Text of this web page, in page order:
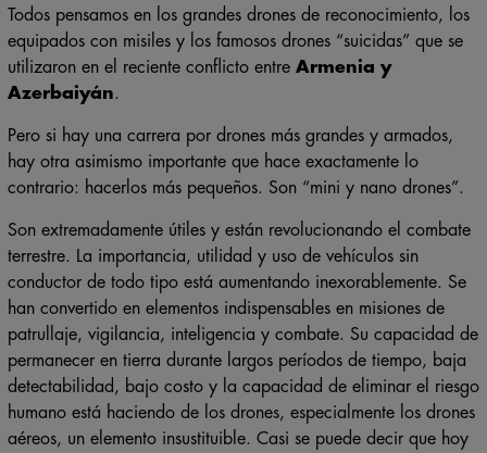
Todos pensamos en los grandes drones de reconocimiento, los
equipados con misiles y los famosos drones “suicidas” que se
utilizaron en el reciente conflicto entre Armenia y
Azerbaiyán
Pero si hay una carrera por drones más grandes y armados,
hay otra asimismo importante que hace exactamente lo
contrario: hacerlos más pequeños. Son “mini y nano drones”.
Son extremadamente útiles y están revolucionando el combate
terrestre. La importancia, utilidad y uso de vehículos sin
conductor de todo tipo está aumentando inexorablemente. Se
han convertido en elementos indispensables en misiones de
patrullaje, vigilancia, inteligencia y combate. Su capacidad de
permanecer en tierra durante largos períodos de tiempo, baja
detectabilidad, bajo costo y la capacidad de eliminar el riesgo
humano está haciendo de los drones, especialmente los drones
aéreos, un elemento insustituible. Casi se puede decir que hoy